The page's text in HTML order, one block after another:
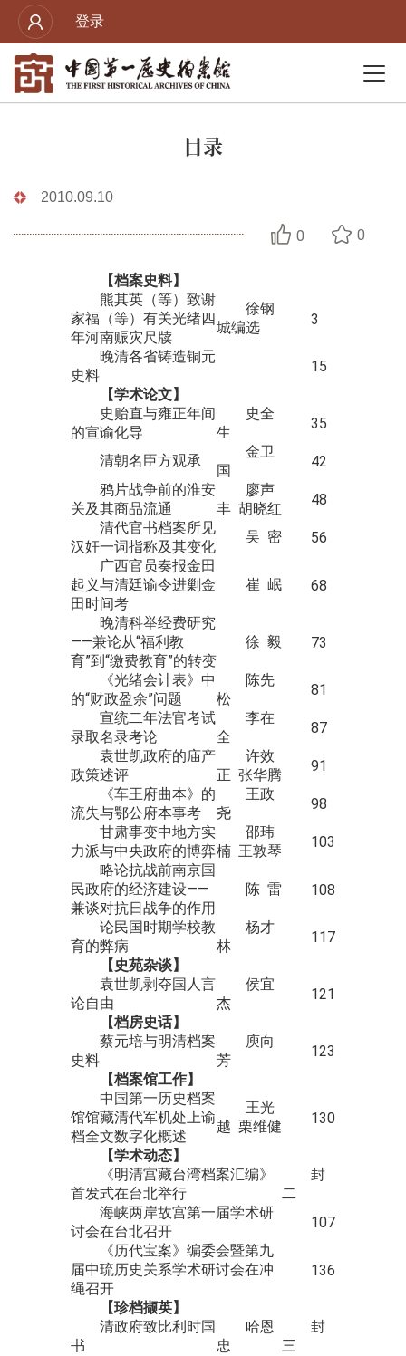
登录
目录
2010.09.10
0 0
【档案史料】
熊其英（等）致谢
家福（等）有关光绪四
年河南赈灾尺牍
徐钢
城编选
3
晚清各省铸造铜元
史料
15
【学术论文】
史贻直与雍正年间
的宣谕化导
史全
生
35
清朝名臣方观承
金卫
国
42
鸦片战争前的淮安
关及其商品流通
廖声
丰 胡晓红
48
清代官书档案所见
汉奸一词指称及其变化
吴 密
56
广西官员奏报金田
起义与清廷谕令进剿金
田时间考
崔 岷 68
晚清科举经费研究
——兼论从“福利教
育”到“缴费教育”的转变
徐 毅 73
《光绪会计表》中
的“财政盈余”问题
陈先
松
81
宣统二年法官考试
录取名录考论
李在
全
87
袁世凯政府的庙产
政策述评
许效
正 张华腾
91
《车王府曲本》的
流失与鄂公府本事考
王政
尧
98
甘肃事变中地方实
力派与中央政府的博弈
邵玮
楠 王敦琴
103
略论抗战前南京国
民政府的经济建设——
兼谈对抗日战争的作用
陈 雷 108
论民国时期学校教
育的弊病
杨才
林
117
【 史苑杂谈】
袁世凯剥夺国人言
论自由
侯宜
杰
121
【档房史话】
蔡元培与明清档案
史料
庾向
芳
123
【档案馆工作】
中国第一历史档案
馆馆藏清代军机处上谕
档全文数字化概述
王光
越 栗维健
130
【学术动态】
《明清宫藏台湾档案汇编》
首发式在台北举行
封
二
海峡两岸故宫第一届学术研
讨会在台北召开
107
《历代宝案》编委会暨第九
届中琉历史关系学术研讨会在冲
绳召开
136
【珍档撷英】
清政府致比利时国
书
哈恩
忠
封
三